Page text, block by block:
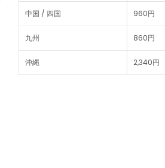
中国 / 四国 960円
九州 860円
沖縄 2,340円